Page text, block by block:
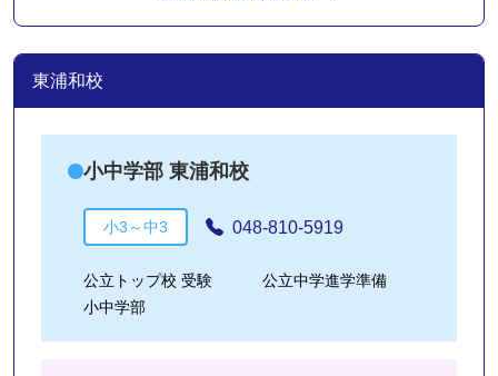
東浦和校
小中学部 東浦和校
小3～中3 048-810-5919
公立トップ校 受験
公立中学進学準備
小中学部